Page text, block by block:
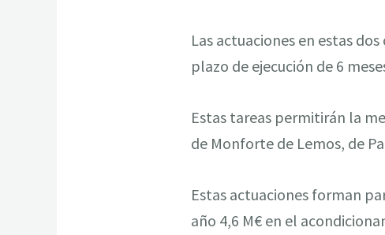
Las actuaciones en estas
plazo de ejecución de 6
Estas tareas permitirán la
de Monforte de Lemos, de
Estas actuaciones forman
año 4,6 M€ en el